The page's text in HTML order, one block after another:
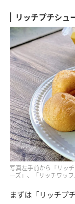
リッチプチシュ
写真左手前から「リッ
ーズ」、「リッチワッフ
まずは「リッチプ